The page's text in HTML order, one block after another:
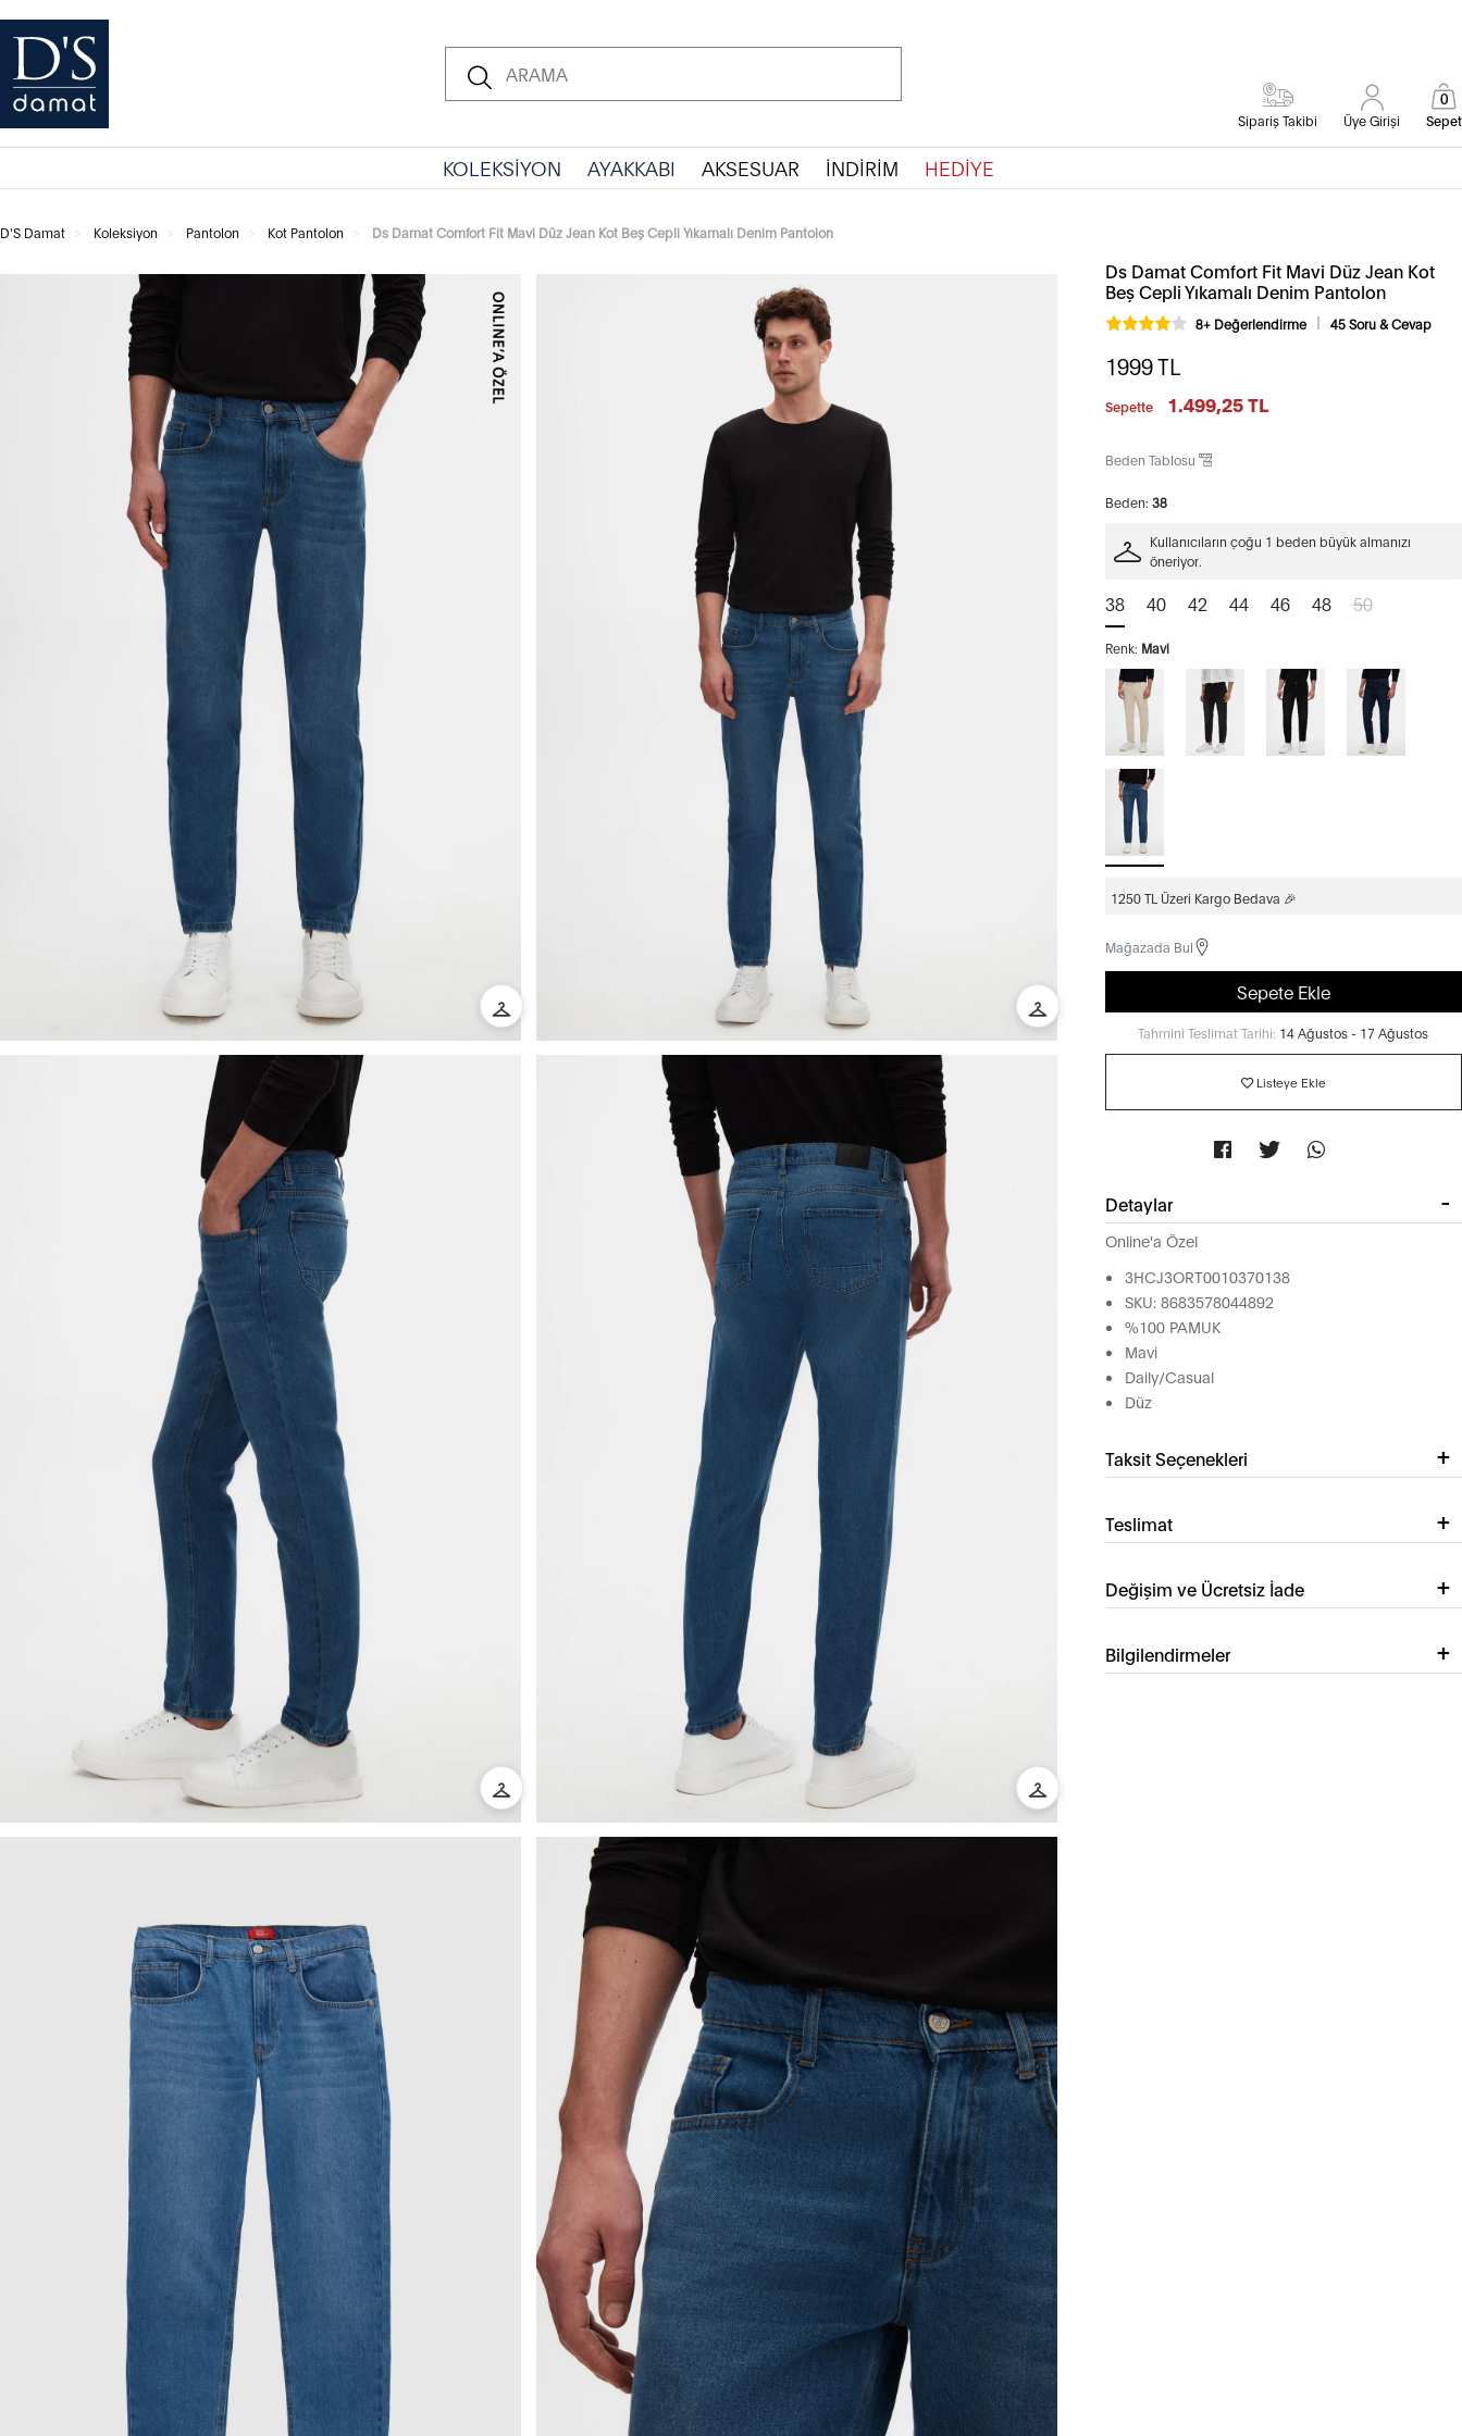
Sipariş Takibi Üye Girişi Sepet
0
KOLEKSİYON AYAKKABI AKSESUAR İNDİRİM HEDİYE
D'S Damat Koleksiyon Pantolon Kot Pantolon Ds Damat Comfort Fit Mavi Düz Jean Kot Beş Cepli Yıkamalı Denim Pantolon
Ds Damat Comfort Fit Mavi Düz Jean Kot
Beş Cepli Yıkamalı Denim Pantolon
8+ Değerlendirme 45 Soru & Cevap
1999TL
Sepette 1.499,25 TL
Beden: 38
Beden Tablosu
Kullanıcıların çoğu 1 beden büyük almanızı
öneriyor.
38 40 42 44 46 48 50
Renk: Mavi
1250 TL Üzeri Kargo Bedava 🎉
Mağazada Bul
Sepete Ekle
Tahmini Teslimat Tarihi: 14 Ağustos - 17 Ağustos
Listeye Ekle
Detaylar
Online'a Özel
3HCJ3ORT0010370138
SKU: 8683578044892
%100 PAMUK
Mavi
Daily/Casual
Düz
Taksit Seçenekleri
Teslimat
Değişim ve Ücretsiz İade
Bilgilendirmeler